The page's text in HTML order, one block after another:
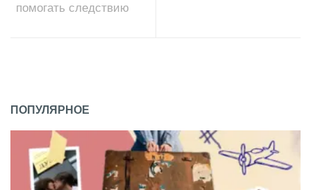
помогать следствию
ПОПУЛЯРНОЕ